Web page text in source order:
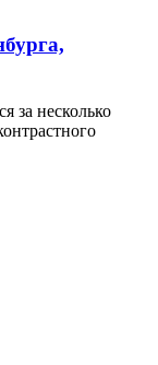
за несколько